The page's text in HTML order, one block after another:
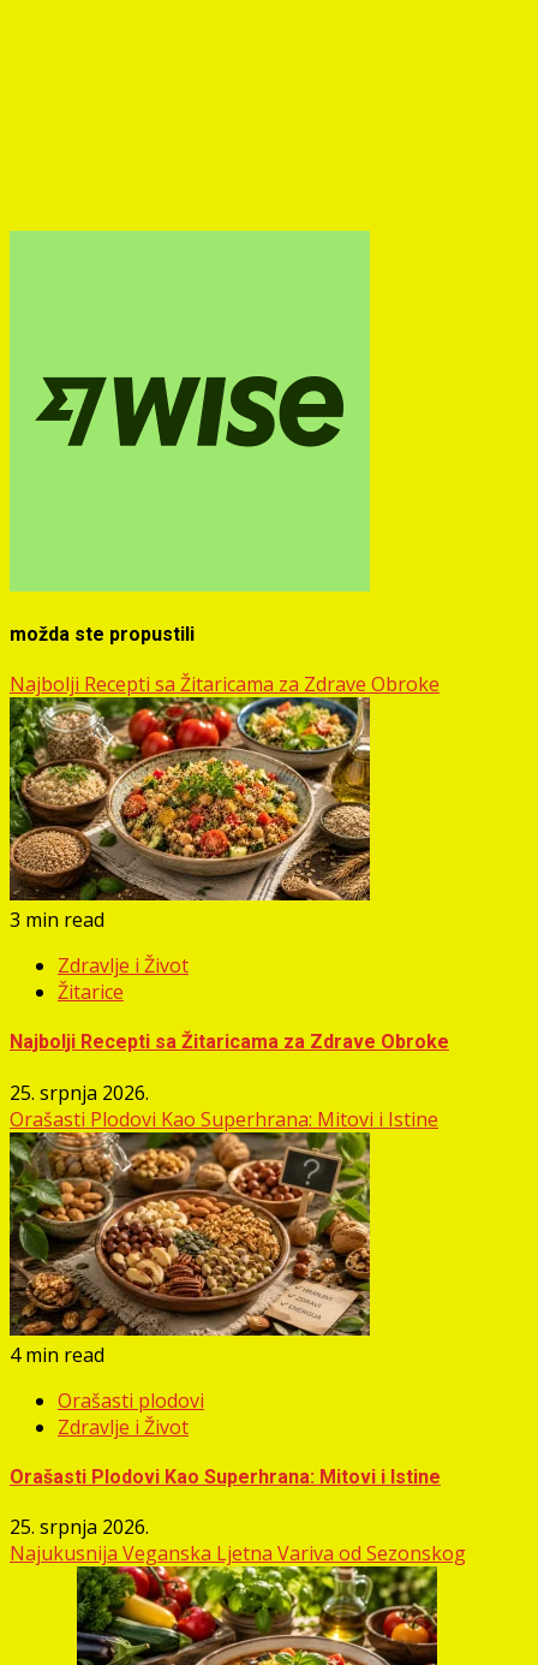
možda ste propustili
Najbolji Recepti sa Žitaricama za Zdrave Obroke
3 min read
Zdravlje i Život
Žitarice
Najbolji Recepti sa Žitaricama za Zdrave Obroke
25. srpnja 2026.
Orašasti Plodovi Kao Superhrana: Mitovi i Istine
4 min read
Orašasti plodovi
Zdravlje i Život
Orašasti Plodovi Kao Superhrana: Mitovi i Istine
25. srpnja 2026.
Najukusnija Veganska Ljetna Variva od Sezonskog